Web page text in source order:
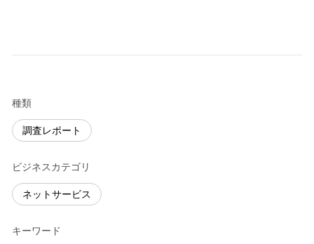
種類
調査レポート
ビジネスカテゴリ
ネットサービス
キーワード